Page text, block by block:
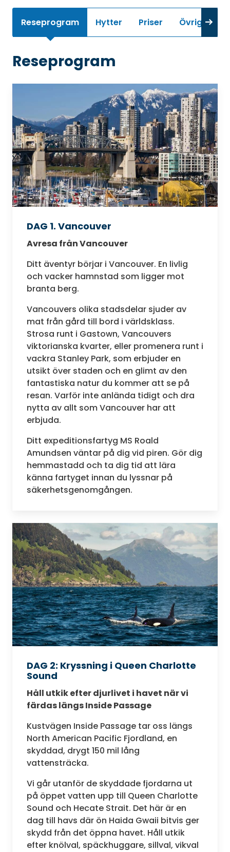
Reseprogram Hytter Priser Övrig
Reseprogram
DAG 1. Vancouver
Avresa från Vancouver
Ditt äventyr börjar i Vancouver. En livlig
och vacker hamnstad som ligger mot
branta berg.
Vancouvers olika stadsdelar sjuder av
mat från gård till bord i världsklass.
Strosa runt i Gastown, Vancouvers
viktorianska kvarter, eller promenera runt i
vackra Stanley Park, som erbjuder en
utsikt över staden och en glimt av den
fantastiska natur du kommer att se på
resan. Varför inte anlända tidigt och dra
nytta av allt som Vancouver har att
erbjuda.
Ditt expeditionsfartyg MS Roald
Amundsen väntar på dig vid piren. Gör dig
hemmastadd och ta dig tid att lära
känna fartyget innan du lyssnar på
säkerhetsgenomgången.
DAG 2: Kryssning i Queen Charlotte
Sound
Håll utkik efter djurlivet i havet när vi
färdas längs Inside Passage
Kustvägen Inside Passage tar oss längs
North American Pacific Fjordland, en
skyddad, drygt 150 mil lång
vattensträcka.
Vi går utanför de skyddade fjordarna ut
på öppet vatten upp till Queen Charlotte
Sound och Hecate Strait. Det här är en
dag till havs där ön Haida Gwaii bitvis ger
skydd från det öppna havet. Håll utkik
efter knölval, späckhuggare, sillval, vikval